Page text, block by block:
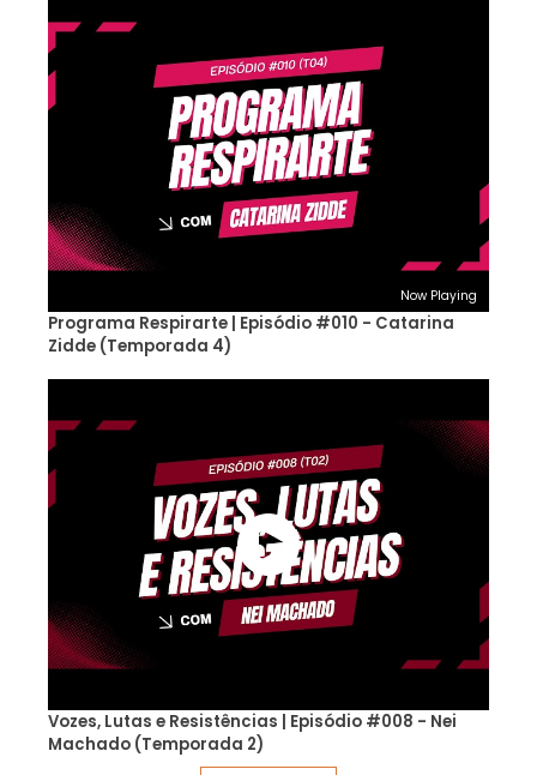
Now Playing
Programa Respirarte | Episódio #010 - Catarina
Zidde (Temporada 4)
Vozes, Lutas e Resistências | Episódio #008 - Nei
Machado (Temporada 2)